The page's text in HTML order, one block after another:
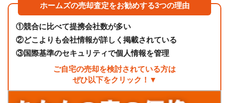
ホームズの売却査定をお勧めする3つの理由
①競合に比べて提携会社数が多い
②どこよりも会社情報が詳しく掲載されている
③国際基準のセキュリティで個人情報を管理
ご自宅の売却を検討されている方は
ぜひ以下をクリック！▼